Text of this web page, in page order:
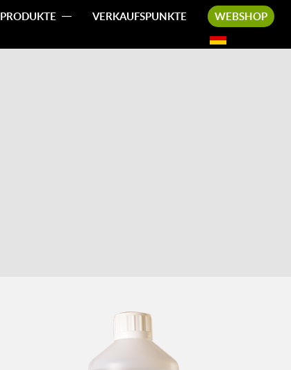
PRODUKTE VERKAUFSPUNKTE WEBSHOP